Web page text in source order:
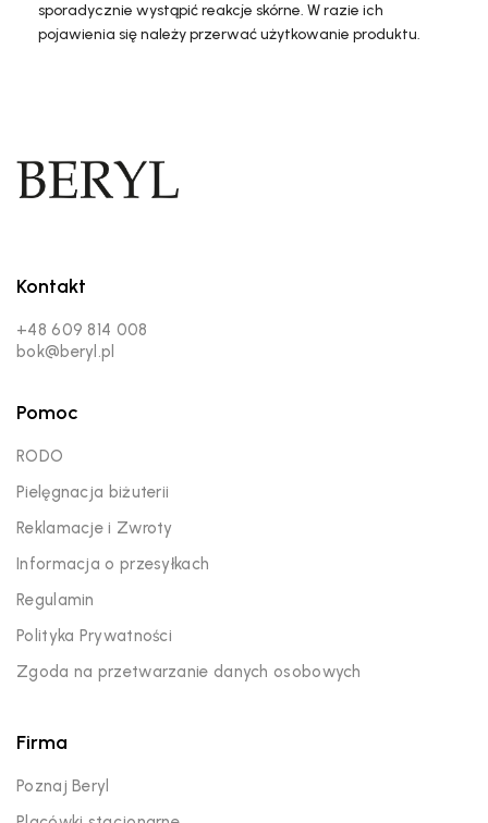
sporadycznie wystąpić reakcje skórne. W razie ich
pojawienia się należy przerwać użytkowanie produktu.
Kontakt
+48 609 814 008
bok@beryl.pl
Pomoc
RODO
Pielęgnacja biżuterii
Reklamacje i Zwroty
Informacja o przesyłkach
Regulamin
Polityka Prywatności
Zgoda na przetwarzanie danych osobowych
Firma
Poznaj Beryl